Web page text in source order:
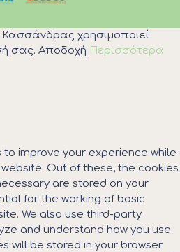
χρησιμοποιεί
σας. Αποδοχή Περισσότερα
to improve your experience while
Out of these, the cookies
are stored on your
for the working of basic
We also use third-party
and understand how you use
will be stored in your browser